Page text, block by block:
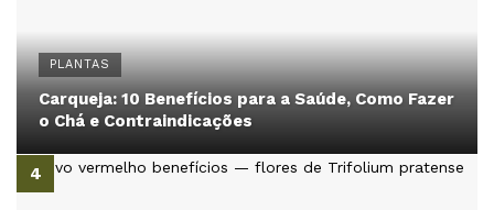
PLANTAS
Carqueja: 10 Benefícios para a Saúde, Como Fazer
o Chá e Contraindicações